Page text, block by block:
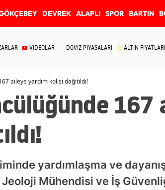
DEVREK ALAPLI SPOR BARTIN
VİDEOLAR DÖVİZ PİYASALARI ALTIN FİYATLARI
aileye yardım kolisi dağıtıldı!
167
yardımlaşma ve
Mühendisi ve İş